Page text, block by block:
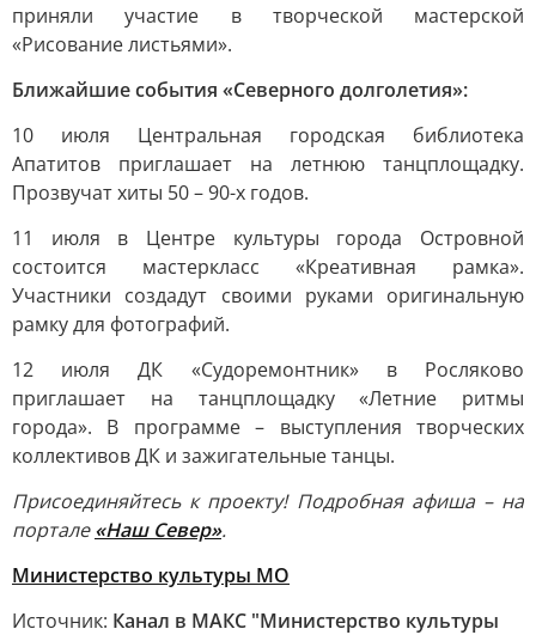
приняли участие в творческой мастерской
«Рисование листьями».
Ближайшие события «Северного долголетия»:
10 июля Центральная городская библиотека
Апатитов приглашает на летнюю танцплощадку.
Прозвучат хиты 50 – 90-х годов.
11 июля в Центре культуры города Островной
состоится мастеркласс «Креативная рамка».
Участники создадут своими руками оригинальную
рамку для фотографий.
12 июля ДК «Судоремонтник» в Росляково
приглашает на танцплощадку «Летние ритмы
города». В программе – выступления творческих
коллективов ДК и зажигательные танцы.
Присоединяйтесь к проекту! Подробная афиша – на
портале«Наш Север».
Министерство культуры МО
Источник: Канал в МАКС "Министерство культуры